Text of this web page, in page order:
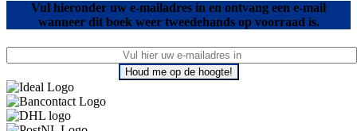
Vul hieronder uw e-mailadres in en ontvang een e-mail
wanneer dit boek weer tweedehands op voorraad is.
Houd me op de hoogte!